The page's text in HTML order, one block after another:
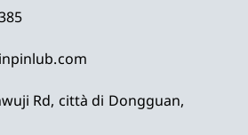
Rd, città di Dongguan,